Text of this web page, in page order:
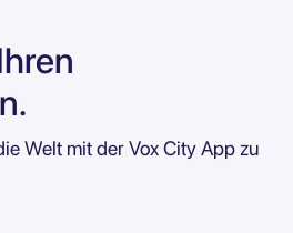
Welt mit der Vox City App zu